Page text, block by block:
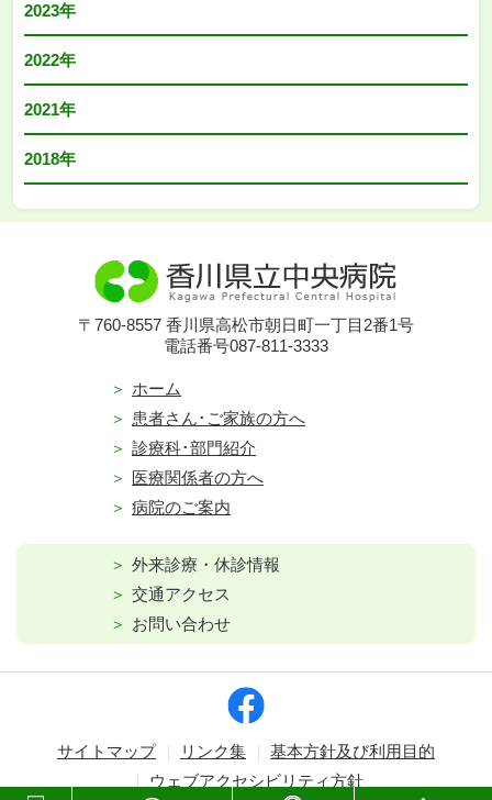
2023年
2022年
2021年
2018年
〒760-8557 香川県高松市朝日町一丁目2番1号
電話番号087-811-3333
ホーム
患者さん･ご家族の方へ
診療科･部門紹介
医療関係者の方へ
病院のご案内
外来診療・休診情報
交通アクセス
お問い合わせ
サイトマップ リンク集
基本方針及び利用目的
ウェブアクセシビリティ方針